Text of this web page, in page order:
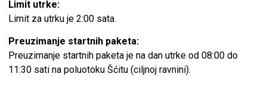
Limit utrke:
Limit za utrku je 2:00 sata.
Preuzimanje startnih paketa:
Preuzimanje startnih paketa je na dan utrke od 08:00 do
11:30 sati na poluotoku Šćitu (ciljnoj ravnini).